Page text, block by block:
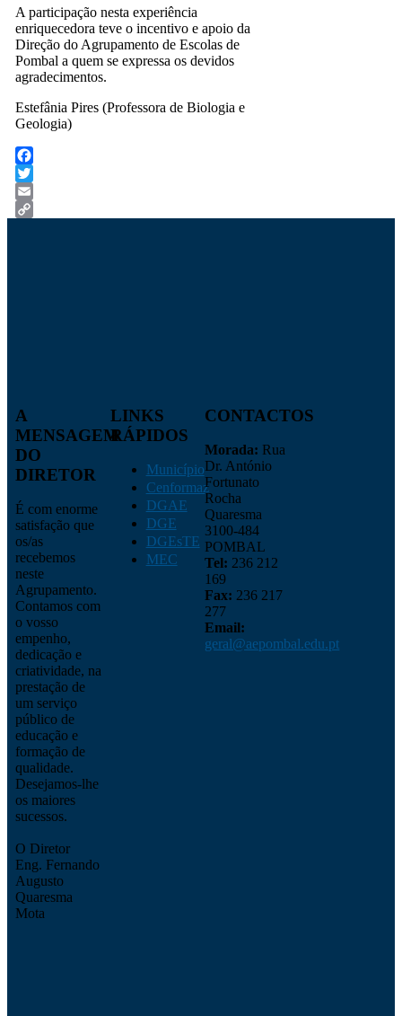
A participação nesta experiência
enriquecedora teve o incentivo e apoio da
Direção do Agrupamento de Escolas de
Pombal a quem se expressa os devidos
agradecimentos.
Estefânia Pires (Professora de Biologia e
Geologia)
Facebook
Twitter
Email
A
MENSAGEM
DO
DIRETOR
É com enorme
satisfação que
os/as
recebemos
neste
Agrupamento.
Contamos com
o vosso
empenho,
dedicação e
criatividade, na
prestação de
um serviço
público de
educação e
formação de
qualidade.
Desejamos-lhe
os maiores
sucessos.
O Diretor
Eng. Fernando
Augusto
Quaresma
Mota
LINKS
RÁPIDOS
Município
Cenformaz
DGAE
DGE
DGEsTE
MEC
CONTACTOS
Morada: Rua
Dr. António
Fortunato
Rocha
Quaresma
3100-484
POMBAL
Tel: 236 212
169
Fax: 236 217
277
Email:
geral@aepombal.edu.pt